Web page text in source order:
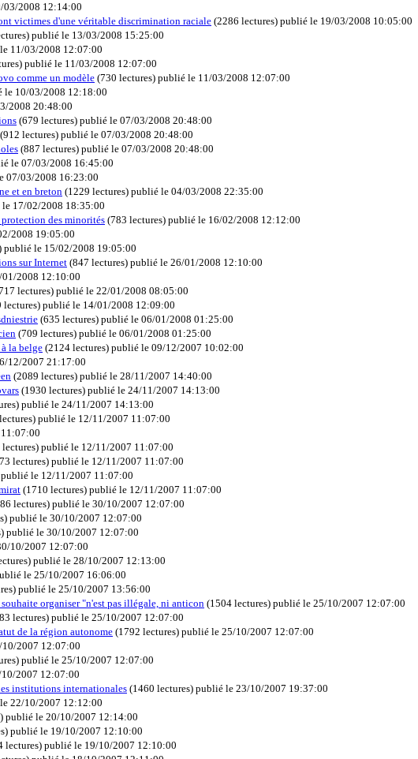
03/2008 12:14:00
victimes d'une véritable discrimination raciale (2286 lectures) publié le 19/03/2008 10:05:00
) publié le 13/03/2008 15:25:00
11/03/2008 12:07:00
) publié le 11/03/2008 12:07:00
comme un modèle (730 lectures) publié le 11/03/2008 12:07:00
le 10/03/2008 12:18:00
2008 20:48:00
(679 lectures) publié le 07/03/2008 20:48:00
(912 lectures) publié le 07/03/2008 20:48:00
(887 lectures) publié le 07/03/2008 20:48:00
le 07/03/2008 16:45:00
07/03/2008 16:23:00
et en breton (1229 lectures) publié le 04/03/2008 22:35:00
17/02/2008 18:35:00
des minorités (783 lectures) publié le 16/02/2008 12:12:00
2008 19:05:00
publié le 15/02/2008 19:05:00
sur Internet (847 lectures) publié le 26/01/2008 12:10:00
2008 12:10:00
lectures) publié le 22/01/2008 08:05:00
lectures) publié le 14/01/2008 12:09:00
(635 lectures) publié le 06/01/2008 01:25:00
(709 lectures) publié le 06/01/2008 01:25:00
la belge (2124 lectures) publié le 09/12/2007 10:02:00
12/2007 21:17:00
(2089 lectures) publié le 28/11/2007 14:40:00
(1930 lectures) publié le 24/11/2007 14:13:00
) publié le 24/11/2007 14:13:00
) publié le 12/11/2007 11:07:00
) publié le 12/11/2007 11:07:00
lectures) publié le 12/11/2007 11:07:00
publié le 12/11/2007 11:07:00
(1710 lectures) publié le 12/11/2007 11:07:00
lectures) publié le 30/10/2007 12:07:00
) publié le 30/10/2007 12:07:00
) publié le 30/10/2007 12:07:00
10/2007 12:07:00
) publié le 28/10/2007 12:13:00
le 25/10/2007 16:06:00
) publié le 25/10/2007 13:56:00
organiser "n'est pas illégale, ni anticon (1504 lectures) publié le 25/10/2007 12:07:00
lectures) publié le 25/10/2007 12:07:00
de la région autonome (1792 lectures) publié le 25/10/2007 12:07:00
2007 12:07:00
) publié le 25/10/2007 12:07:00
2007 12:07:00
institutions internationales(1460 lectures) publié le 23/10/2007 19:37:00
22/10/2007 12:12:00
) publié le 20/10/2007 12:14:00
) publié le 19/10/2007 12:10:00
lectures) publié le 19/10/2007 12:10:00